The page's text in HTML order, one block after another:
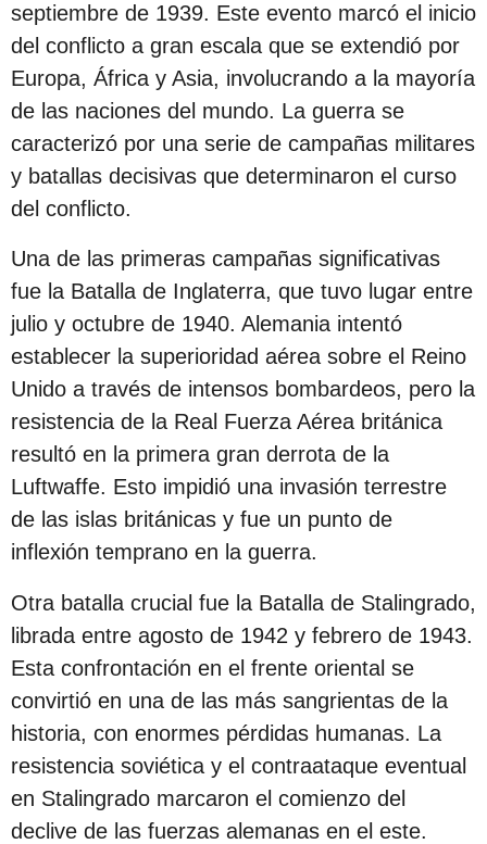
septiembre de 1939. Este evento marcó el inicio
del conflicto a gran escala que se extendió por
Europa, África y Asia, involucrando a la mayoría
de las naciones del mundo. La guerra se
caracterizó por una serie de campañas militares
y batallas decisivas que determinaron el curso
del conflicto.
Una de las primeras campañas significativas
fue la Batalla de Inglaterra, que tuvo lugar entre
julio y octubre de 1940. Alemania intentó
establecer la superioridad aérea sobre el Reino
Unido a través de intensos bombardeos, pero la
resistencia de la Real Fuerza Aérea británica
resultó en la primera gran derrota de la
Luftwaffe. Esto impidió una invasión terrestre
de las islas británicas y fue un punto de
inflexión temprano en la guerra.
Otra batalla crucial fue la Batalla de Stalingrado,
librada entre agosto de 1942 y febrero de 1943.
Esta confrontación en el frente oriental se
convirtió en una de las más sangrientas de la
historia, con enormes pérdidas humanas. La
resistencia soviética y el contraataque eventual
en Stalingrado marcaron el comienzo del
declive de las fuerzas alemanas en el este.